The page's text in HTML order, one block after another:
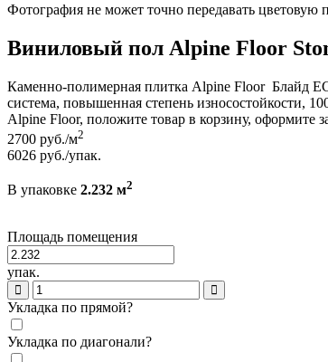
Фотография не может точно передавать цветовую
Виниловый пол Alpine Floor
Каменно-полимерная плитка Alpine Floor Блайд
система, повышенная степень износостойкости,
Alpine Floor, положите товар в корзину,
2700 руб./м2
6026 руб./упак.
В упаковке 2.232 м2
Площадь помещения
упак.
Укладка по прямой?
Укладка по диагонали?